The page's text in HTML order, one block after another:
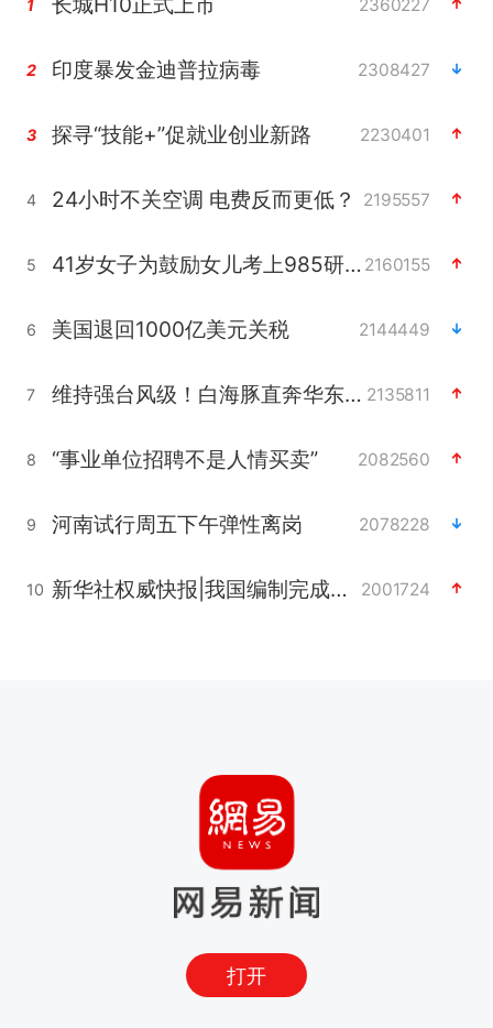
1 2360227
2 印度暴发金迪普拉病毒 2308427
3 探寻“技能+”促就业创业新路 2230401
4 24小时不关空调 电费反而更低？ 2195557
5 41岁女子为鼓励女儿考上985研究生 2160155
6 美国退回1000亿美元关税 2144449
7 维持强台风级！白海豚直奔华东沿海 2135811
8 “事业单位招聘不是人情买卖” 2082560
9 河南试行周五下午弹性离岗 2078228
10 新华社权威快报|我国编制完成新版全月地质图 2001724
打开